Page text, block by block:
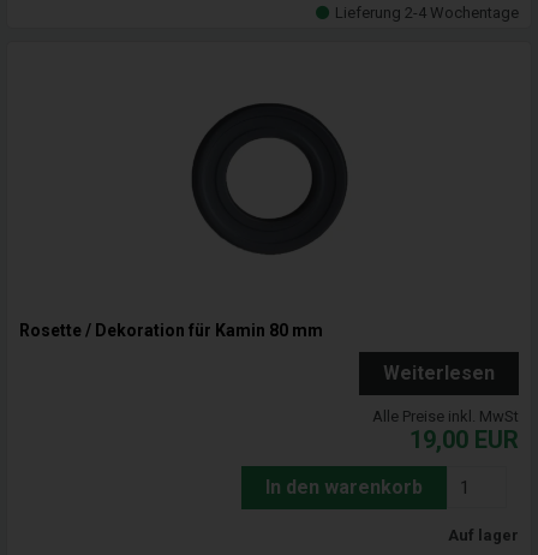
Lieferung 2-4 Wochentage
Rosette / Dekoration für Kamin 80 mm
Weiterlesen
Alle Preise inkl. MwSt
19,00 EUR
In den warenkorb
Auf lager